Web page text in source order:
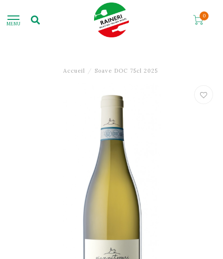
MENU
0
Accueil / Soave DOC 75cl 2025